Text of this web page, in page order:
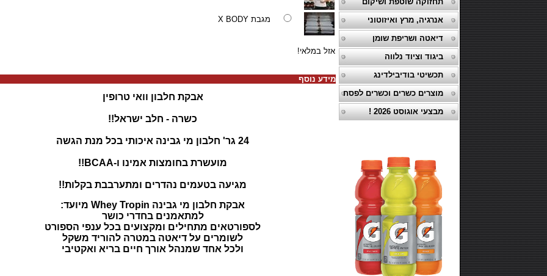
אנרגיה, מרץ ואיזוטוני
דיאטה ושריפת שומן
ביגוד וציוד נלווה
תכשיטי בודיבילדינג
מוצרים כשרים וכשרים לפסח
מבצעי אוגוסט 2026 !
מגבת X BODY
אזל במלאי!
מידע נוסף
אבקת חלבון וואי טרופין
כשרה - חלב ישראל!!
24 גר' חלבון מי גבינה איכותי בכל מנת הגשה
מועשרת בחומצות אמינו ו-BCAA!!
מגיעה בטעמים נהדרים ומתערבבת בקלות!!
אבקת חלבון מי גבינה Whey Tropin מיועד:
למתאמנים בחדרי כושר
לספורטאים מתחילים ומקצועים בכל ענפי הספורט
לשומרים על דיאטה במטרה להוריד משקל
ולכל אחד שמנהל אורך חיים בריא ואקטיבי